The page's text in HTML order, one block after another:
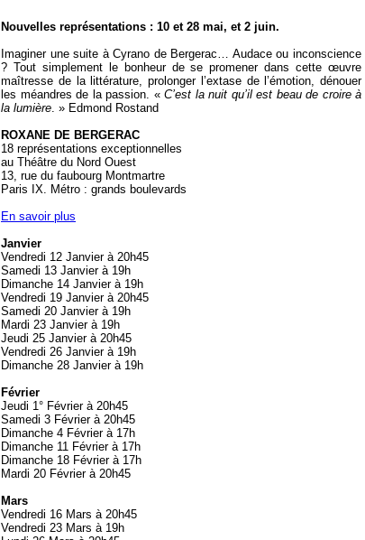
Nouvelles représentations : 10 et 28 mai, et 2 juin.
Imaginer une suite à Cyrano de Bergerac… Audace ou inconscience
? Tout simplement le bonheur de se promener dans cette œuvre
maîtresse de la littérature, prolonger l’extase de l’émotion, dénouer
les méandres de la passion. « C’est la nuit qu’il est beau de croire à
la lumière. » Edmond Rostand
ROXANE DE BERGERAC
18 représentations exceptionnelles
au Théâtre du Nord Ouest
13, rue du faubourg Montmartre
Paris IX. Métro : grands boulevards
En savoir plus
Janvier
Vendredi 12 Janvier à 20h45
Samedi 13 Janvier à 19h
Dimanche 14 Janvier à 19h
Vendredi 19 Janvier à 20h45
Samedi 20 Janvier à 19h
Mardi 23 Janvier à 19h
Jeudi 25 Janvier à 20h45
Vendredi 26 Janvier à 19h
Dimanche 28 Janvier à 19h
Février
Jeudi 1° Février à 20h45
Samedi 3 Février à 20h45
Dimanche 4 Février à 17h
Dimanche 11 Février à 17h
Dimanche 18 Février à 17h
Mardi 20 Février à 20h45
Mars
Vendredi 16 Mars à 20h45
Vendredi 23 Mars à 19h